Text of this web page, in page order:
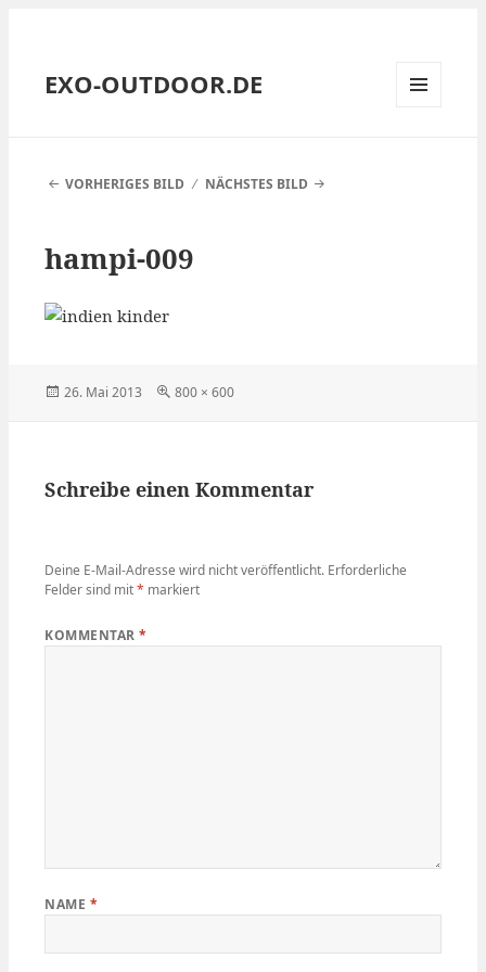
EXO-OUTDOOR.DE
VORHERIGES BILD
NÄCHSTES BILD
hampi-009
Veröffentlicht
26. Mai 2013
Volle
800 × 600
Schreibe einen Kommentar
Deine E-Mail-Adresse wird nicht veröffentlicht. Erforderliche
Felder sind mit* markiert
KOMMENTAR*
NAME *